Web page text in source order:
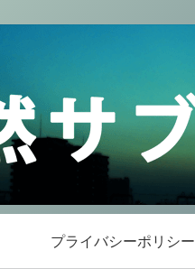
プライバシーポリシー